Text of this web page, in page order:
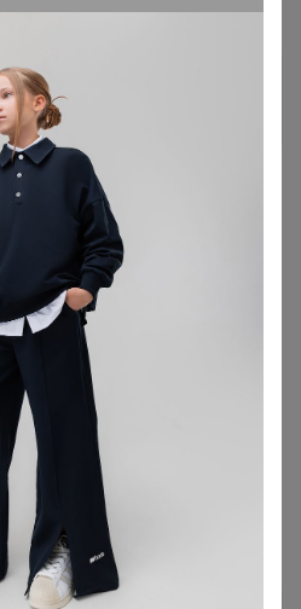
возместить, но мне нужно время.
Я устроилась на работу, нужно
и начать зарабатывать.
минимум пол года, что бы
все что бы закрыть долги.
пере зачёт в пристрое